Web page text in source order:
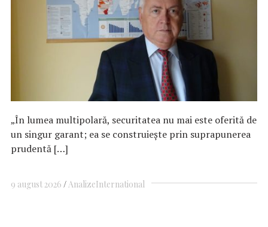
„În lumea multipolară, securitatea nu mai este oferită de
un singur garant; ea se construiește prin suprapunerea
prudentă […]
9 august 2026 AnalizeInternational